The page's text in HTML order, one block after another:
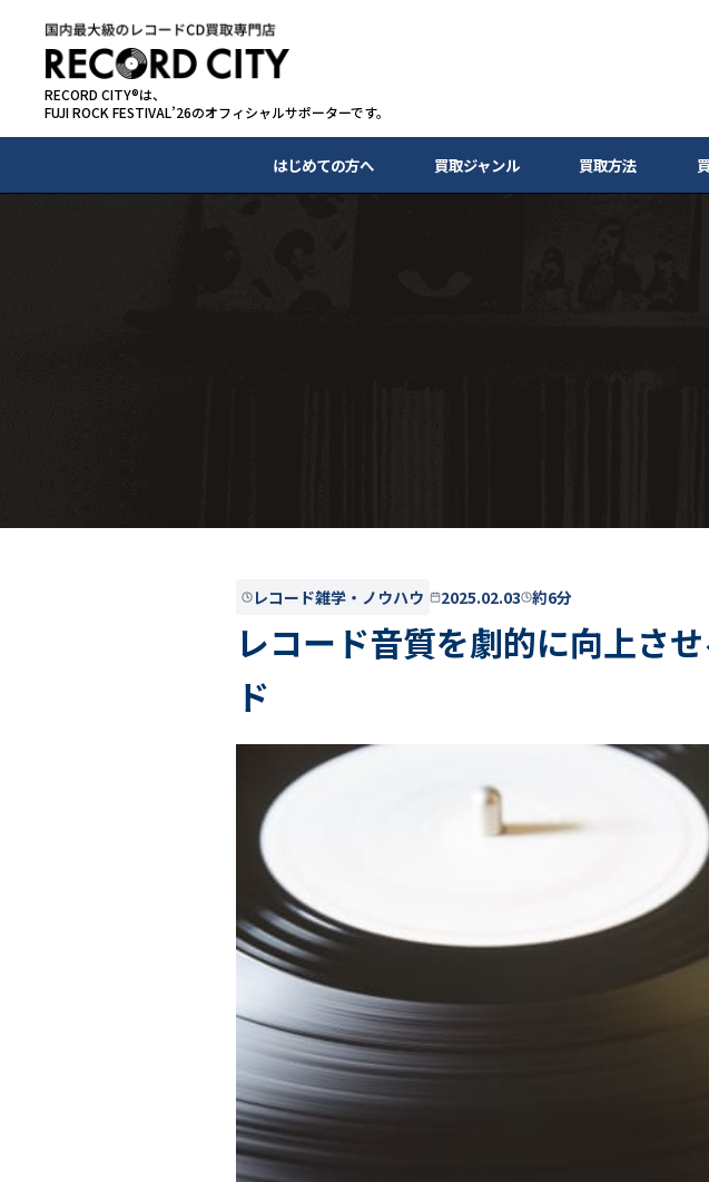
RECORD CITY®は、
FUJI ROCK FESTIVAL’26のオフィシャルサポーターです。
はじめての方へ 買取ジャンル 買取方法
レコード雑学・ノウハウ 2025.02.03 約6分
レコード音質を劇的に向上さ
ド